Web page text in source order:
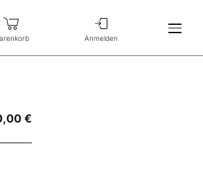
Anmelden
€